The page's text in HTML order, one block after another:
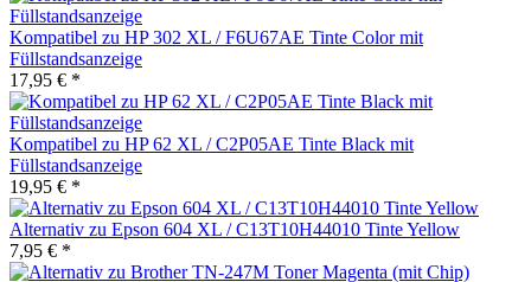
Kompatibel zu HP 302 XL / F6U67AE Tinte Color mit
Füllstandsanzeige
17,95 € *
Kompatibel zu HP 62 XL / C2P05AE Tinte Black mit
Füllstandsanzeige
19,95 € *
Alternativ zu Epson 604 XL / C13T10H44010 Tinte Yellow
7,95 € *